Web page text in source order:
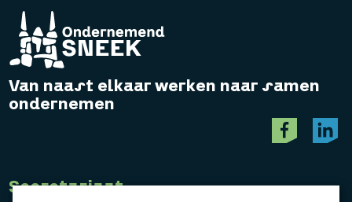
Van naast elkaar werken naar samen
ondernemen
Secretariaat